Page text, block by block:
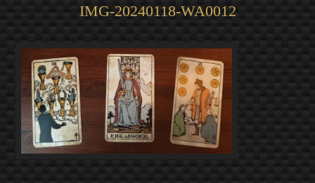
IMG-20240118-WA0012